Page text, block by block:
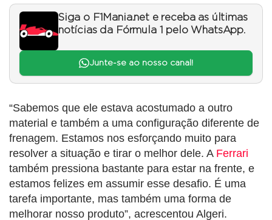
Siga o F1Mania.net e receba as últimas
notícias da Fórmula 1 pelo WhatsApp.
Junte-se ao nosso canal!
“Sabemos que ele estava acostumado a outro
material e também a uma configuração diferente de
frenagem. Estamos nos esforçando muito para
resolver a situação e tirar o melhor dele. A Ferrari
também pressiona bastante para estar na frente, e
estamos felizes em assumir esse desafio. É uma
tarefa importante, mas também uma forma de
melhorar nosso produto”, acrescentou Algeri.